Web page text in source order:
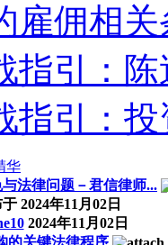
雇佣相关
指引：
指引：
华
法律问题－君信律师...
2024年11月02日
2024年11月02日
的关键法律程序